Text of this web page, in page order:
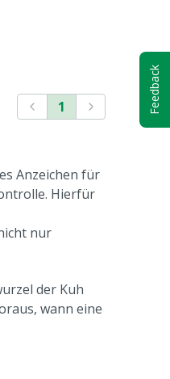
1
Anzeichen für
Hierfür
nur
der Kuh
wann eine
Feedback